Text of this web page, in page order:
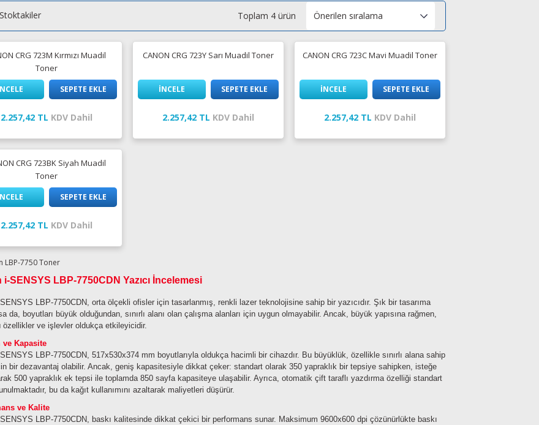
Stoktakiler Toplam 4 ürün
CRG 723M Kırmızı Muadil
Toner
SEPETE EKLE
2.257,42 TL KDV Dahil
CANON CRG 723Y Sarı Muadil Toner
İNCELE SEPETE EKLE
2.257,42 TL KDV Dahil
CANON CRG 723C Mavi Muadil Toner
İNCELE SEPETE EKLE
2.257,42 TL KDV Dahil
CRG 723BK Siyah Muadil
Toner
SEPETE EKLE
2.257,42 TL KDV Dahil
i-SENSYS LBP-7750CDN Yazıcı İncelemesi
LBP-7750CDN, orta ölçekli ofisler için tasarlanmış, renkli lazer teknolojisine sahip bir yazıcıdır. Şık bir tasarıma
da, boyutları büyük olduğundan, sınırlı alanı olan çalışma alanları için uygun olmayabilir. Ancak, büyük yapısına rağmen,
özellikler ve işlevler oldukça etkileyicidir.
ve Kapasite
LBP-7750CDN, 517x530x374 mm boyutlarıyla oldukça hacimli bir cihazdır. Bu büyüklük, özellikle sınırlı alana sahip
bir dezavantaj olabilir. Ancak, geniş kapasitesiyle dikkat çeker: standart olarak 350 yapraklık bir tepsiye sahipken, isteğe
500 yapraklık ek tepsi ile toplamda 850 sayfa kapasiteye ulaşabilir. Ayrıca, otomatik çift taraflı yazdırma özelliği standart
bu da kağıt kullanımını azaltarak maliyetleri düşürür.
ve Kalite
LBP-7750CDN, baskı kalitesinde dikkat çekici bir performans sunar. Maksimum 9600x600 dpi çözünürlükte baskı